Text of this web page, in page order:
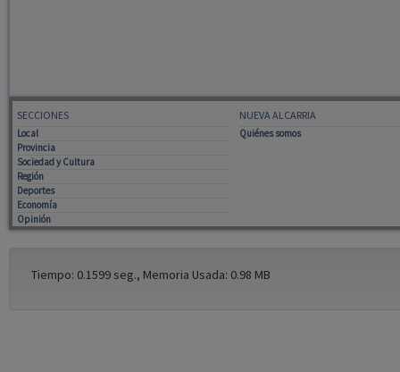
SECCIONES
Local
Provincia
Sociedad y Cultura
Región
Deportes
Economía
Opinión
NUEVA ALCARRIA
Quiénes somos
Tiempo: 0.1599 seg., Memoria Usada: 0.98 MB